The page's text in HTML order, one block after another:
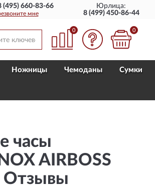
ДОСТАВИМ ПО ВСЕЙ РОССИИ
(495) 660-83-66
мне
Юрлица:
8 (499) 450-86-44
0 0
Ножницы Чемоданы Сумки
часы
AIRBOSS
Отзывы